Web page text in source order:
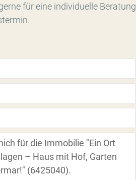
für eine individuelle Beratung